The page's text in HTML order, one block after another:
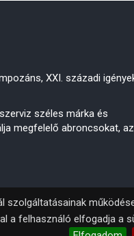
XXI. századi
széles márka és
megfelelő abroncsokat,
szolgáltatásainak
a felhasználó elfogadja a